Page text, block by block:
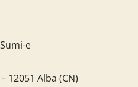
e
12051 Alba (CN)